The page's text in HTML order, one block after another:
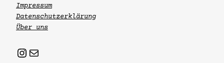
Impressum
Datenschutzerklärung
Über uns
Instagram
Mail